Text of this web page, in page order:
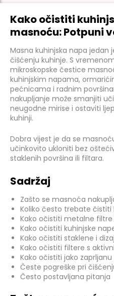
Kako očistiti
masnoću: Potpuni
Masna kuhinjska napa jedan
čišćenju kuhinje. S
mikroskopske čestice
kuhinjskim napama,
pećnicama i radnim
nakupljanje može smanjiti
neugodne mirise i ostaviti
kuhinji.
Dobra vijest je da se
učinkovito ukloniti bez
staklenih površina ili filtara.
Sadržaj
Zašto se masnoća
Koliko često trebate čistiti
Kako očistiti metalne
Kako očistiti kuhinjske
Kako očistiti staklene i
Kako očistiti filtere s
Kako očistiti jako
Česte pogreške pri
Često postavljana pitanja